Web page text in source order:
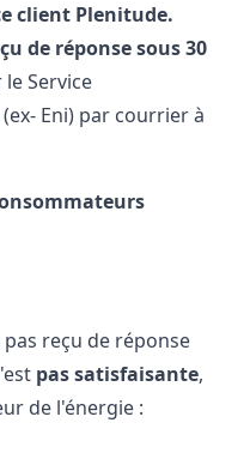
client Plenitude.
de réponse sous 30
Service
Eni) par courrier à
reçu de réponse
pas satisfaisante,
de l'énergie :